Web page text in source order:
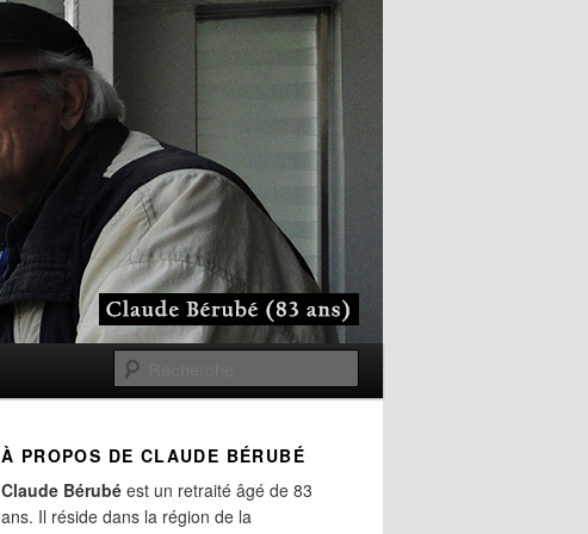
À PROPOS DE CLAUDE BÉRUBÉ
Claude Bérubé est un retraité âgé de 83
ans. Il réside dans la région de la